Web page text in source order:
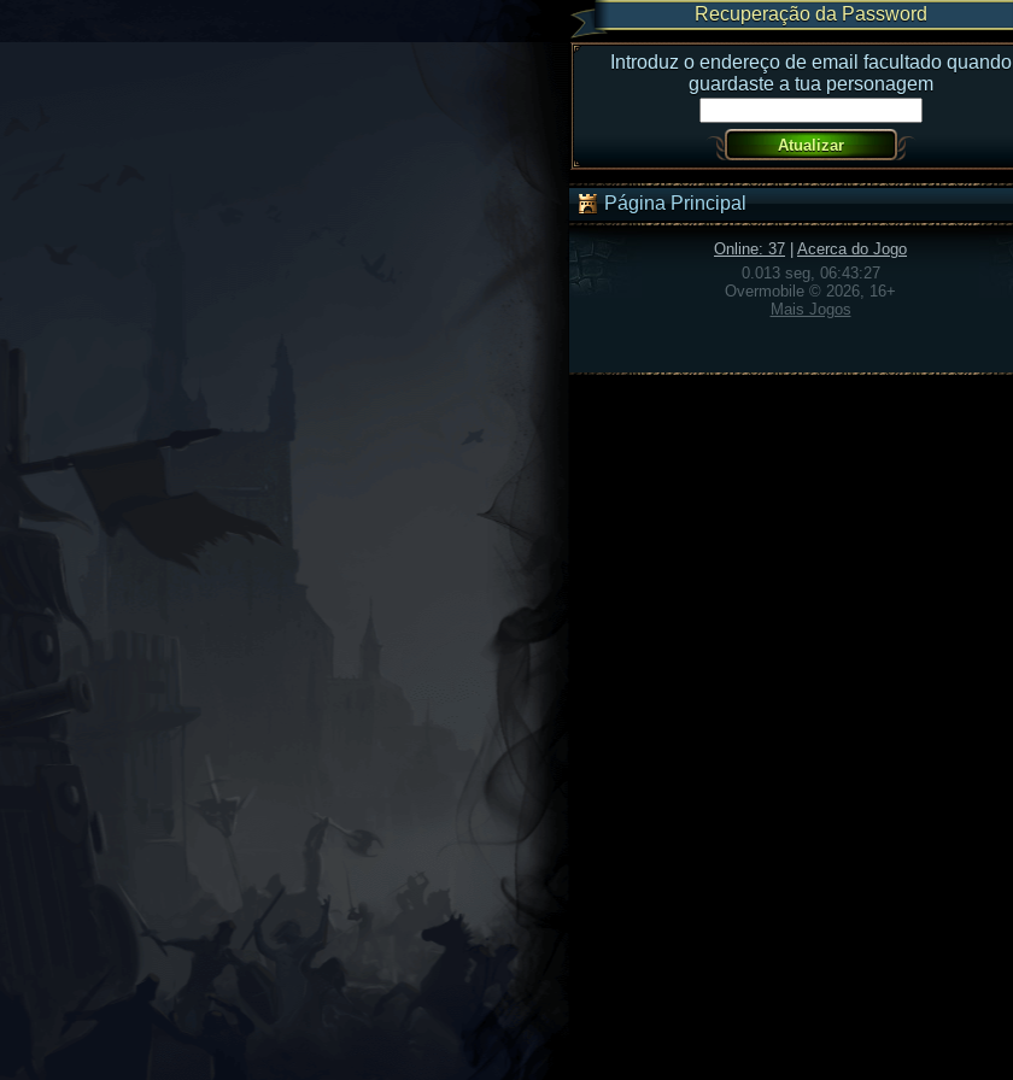
Recuperação da Password
Introduz o endereço de email facultado quando
guardaste a tua personagem
Página Principal
Online: 37
Acerca do Jogo
0.013 seg, 06:43:27
Overmobile © 2026, 16+
Mais Jogos